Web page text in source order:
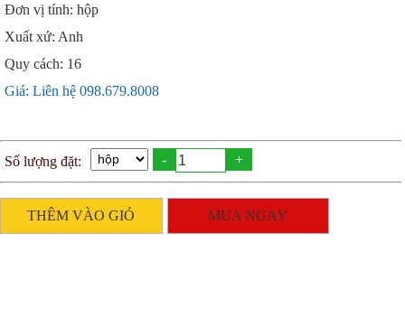
Đơn vị tính: hộp
Xuất xứ: Anh
Quy cách: 16
Giá: Liên hệ 098.679.8008
Số lượng đặt: - +
THÊM VÀO GIỎ MUA NGAY